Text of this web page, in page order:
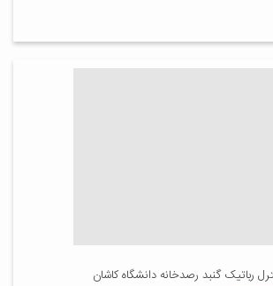
رباتیک گنبد رصدخانه دانشگاه کاشان